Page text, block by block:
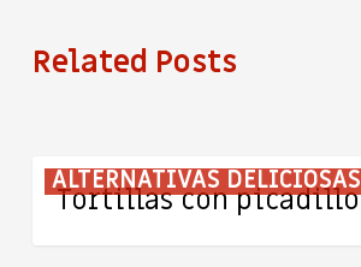
Related Posts
ALTERNATIVAS DELICIOSAS
Tortillas
conTortillas con picadillo